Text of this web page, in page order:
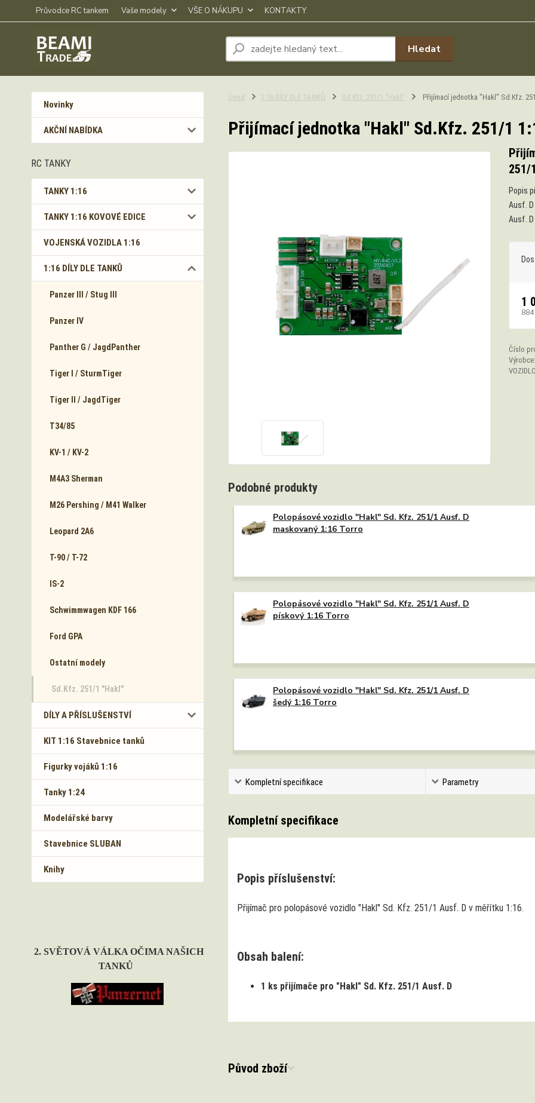
Průvodce RC tankem Vaše modely VŠE O NÁKUPU KONTAKTY
Hledat
Novinky
AKČNÍ NABÍDKA
RC TANKY
TANKY 1:16
TANKY 1:16 KOVOVÉ EDICE
VOJENSKÁ VOZIDLA 1:16
1:16 DÍLY DLE TANKŮ
Panzer III / Stug III
Panzer IV
Panther G / JagdPanther
Tiger I / SturmTiger
Tiger II / JagdTiger
T34/85
KV-1 / KV-2
M4A3 Sherman
M26 Pershing / M41 Walker
Leopard 2A6
T-90 / T-72
IS-2
Schwimmwagen KDF 166
Ford GPA
Ostatní modely
Sd.Kfz. 251/1 "Hakl"
DÍLY A PŘÍSLUŠENSTVÍ
KIT 1:16 Stavebnice tanků
Figurky vojáků 1:16
Tanky 1:24
Modelářské barvy
Stavebnice SLUBAN
Knihy
2. SVĚTOVÁ VÁLKA OČIMA NAŠICH
TANKŮ
Úvod 1:16 DÍLY DLE TANKŮ Sd.Kfz. 251/1 "Hakl" Přijímací jednotka "Hakl" Sd.Kfz.
Přijímací jednotka "Hakl" Sd.Kfz. 251/1
251/
Popis
Ausf.
Ausf. D
1
884
Číslo
Výrobce:
Podobné produkty
Polopásové vozidlo "Hakl" Sd. Kfz. 251/1 Ausf. D
maskovaný 1:16 Torro
Polopásové vozidlo "Hakl" Sd. Kfz. 251/1 Ausf. D
pískový 1:16 Torro
Polopásové vozidlo "Hakl" Sd. Kfz. 251/1 Ausf. D
šedý 1:16 Torro
Kompletní specifikace Parametry
Kompletní specifikace
Popis příslušenství:
Přijímač pro polopásové vozidlo "Hakl" Sd. Kfz. 251/1 Ausf. D v měřítku 1:16.
Obsah balení:
1 ks přijímače pro "Hakl" Sd. Kfz. 251/1 Ausf. D
Původ zboží